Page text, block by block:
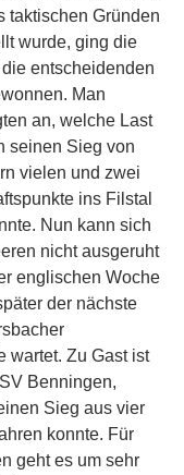
taktischen Gründen
wurde, ging die
entscheidenden
Man
an, welche Last
seinen Sieg von
vielen und zwei
ins Filstal
Nun kann sich
nicht ausgeruht
englischen Woche
der nächste
wartet. Zu Gast ist
Benningen,
Sieg aus vier
konnte. Für
geht es um sehr